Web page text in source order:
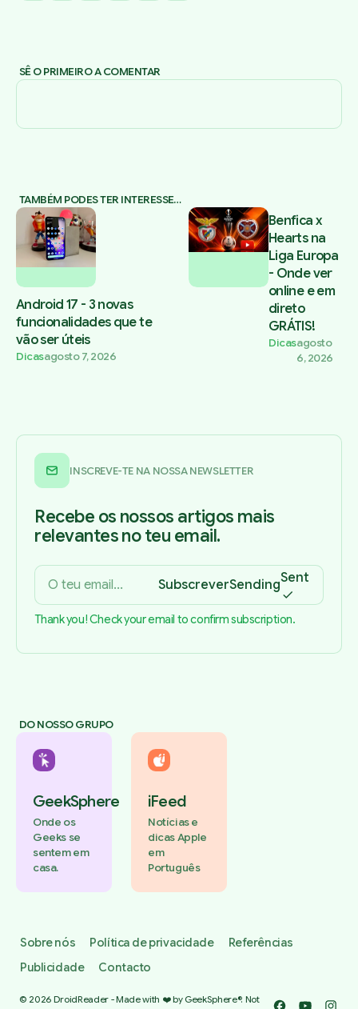
SÊ O PRIMEIRO A COMENTAR
TAMBÉM PODES TER INTERESSE…
Android 17 - 3 novas
funcionalidades que te
vão ser úteis
Dicasagosto 7, 2026
Benfica x
Hearts na
Liga Europa
- Onde ver
online e em
direto
GRÁTIS!
Dicasagosto
6, 2026
INSCREVE-TE NA NOSSA NEWSLETTER
Recebe os nossos artigos mais
relevantes no teu email.
SubscreverSendingSent
Thank you! Check your email to confirm subscription.
DO NOSSO GRUPO
GeekSphere
Onde os
Geeks se
sentem em
casa.
iFeed
Notícias e
dicas Apple
em
Português
Sobre nós Política de privacidade
Referências
Publicidade
Contacto
© 2026 DroidReader - Made with ❤️ by GeekSphere®. Not
Facebook
YouTube